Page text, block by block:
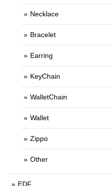
Necklace
Bracelet
Earring
KeyChain
WalletChain
Wallet
Zippo
Other
EDF